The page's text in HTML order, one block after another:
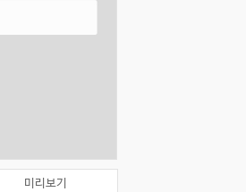
미리보기